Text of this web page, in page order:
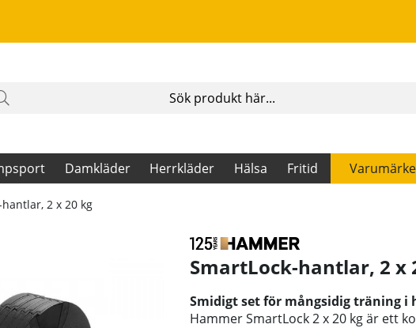
Damkläder Herrkläder Hälsa Fritid
2 x 20 kg
SmartLock-hantlar, 2 x
Smidigt set för mångsidig träning i
Hammer SmartLock 2 x 20 kg är ett